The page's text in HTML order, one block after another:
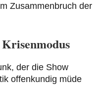
Zusammenbruch der
der die Show
offenkundig müde